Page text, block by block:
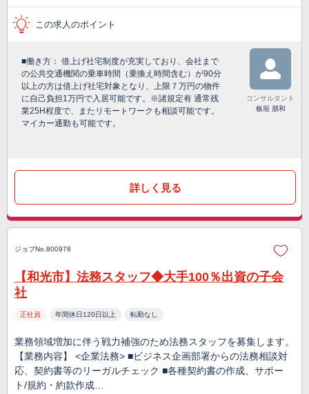
この求人のポイント
■働き方： 借上げ社宅制度が充実しており、会社まで
の公共交通機関の乗車時間（乗換え時間含む）が90分
以上の方は借上げ社宅対象となり、上限７万円の物件
に自己負担1万円で入居可能です。※諸規定有 通常残
業25H程度で、またリモートワークも相談可能です。
マイカー通勤も可能です。
コンサルタント
板垣 朋和
詳しく見る
ジョブNo.800978
【和光市】法務スタッフ◆大手100％出資の子会
社
正社員 年間休日120日以上 転勤なし
業務領域増加に伴う戦力補強のため法務スタッフを募集します。
【業務内容】 <企業法務> ■ビジネス企画部署からの法務相談対
応、契約書等のリーガルチェック ■各種契約書の作成、サポー
ト/規約・約款作成…